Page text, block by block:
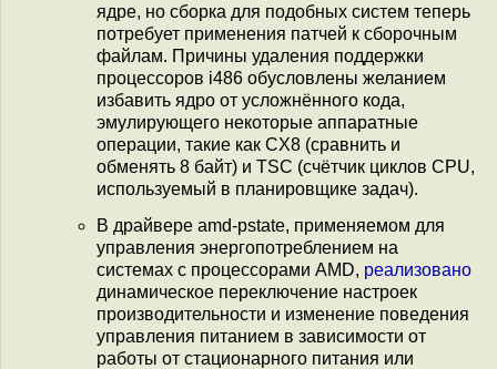
ядре, но сборка для подобных систем теперь
потребует применения патчей к сборочным
файлам. Причины удаления поддержки
процессоров i486 обусловлены желанием
избавить ядро от усложнённого кода,
эмулирующего некоторые аппаратные
операции, такие как CX8 (сравнить и
обменять 8 байт) и TSC (счётчик циклов CPU,
используемый в планировщике задач).
В драйвере amd-pstate, применяемом для
управления энергопотреблением на
системах с процессорами AMD, реализовано
динамическое переключение настроек
производительности и изменение поведения
управления питанием в зависимости от
работы от стационарного питания или